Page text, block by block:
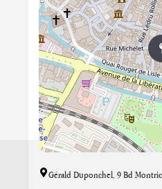
Gérald Duponchel, 9 Bd